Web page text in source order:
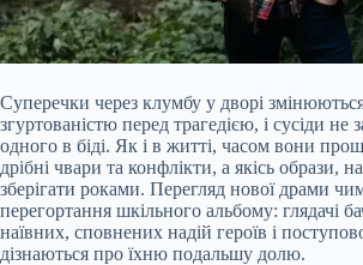
Суперечки через клумбу у дворі
згуртованістю перед трагедією, і сусіди
одного в біді. Як і в житті, часом вони
дрібні чвари та конфлікти, а якісь образи,
зберігати роками. Перегляд нової драми
перегортання шкільного альбому: глядачі
наївних, сповнених надій героїв і
дізнаються про їхню подальшу долю.